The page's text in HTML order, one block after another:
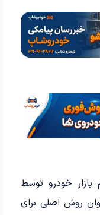
بازار خودرو توسط
روش اصلی برای